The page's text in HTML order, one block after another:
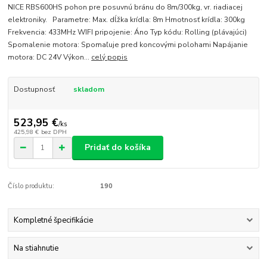
NICE RBS600HS pohon pre posuvnú bránu do 8m/300kg, vr. riadiacej
elektroniky. Parametre: Max. dĺžka krídla: 8m Hmotnosť krídla: 300kg
Frekvencia: 433MHz WIFI pripojenie: Áno Typ kódu: Rolling (plávajúci)
Spomalenie motora: Spomaľuje pred koncovými polohami Napájanie
motora: DC 24V Výkon... celý popis
Dostupnosť skladom
523,95 €/ks
425,98 € bez DPH
Pridať do košíka
Číslo produktu: 190
Kompletné špecifikácie
Na stiahnutie